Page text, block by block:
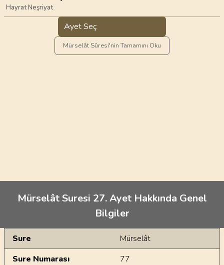
Hayrat Neşriyat
Ayet Seç
Mürselât Sûresi'nin Tamamını Oku
Mürselât Suresi 27. Ayet Hakkında Genel
Bilgiler
Genel Bilgiler
Sure
Mürselât
Sure Numarası
77